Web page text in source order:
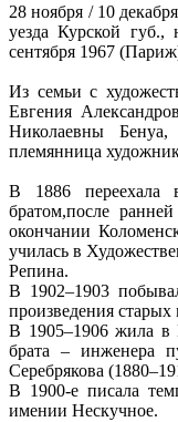
28 ноября / 10
уезда Курской
сентября 1967
Из семьи с
Евгения
Николаевны Бенуа,
племянница
В 1886 переехала
братом,после
окончании
училась в
Репина.
В 1902–1903
произведения
В 1905–1906 жила
брата – инженера
Серебрякова
В 1900-е писала
имении Нескучное.